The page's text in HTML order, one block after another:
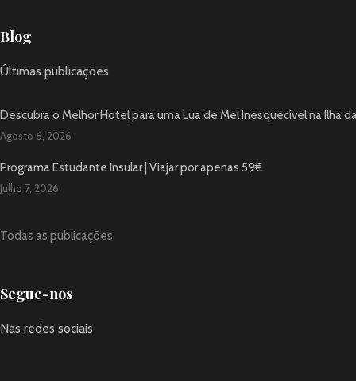
Blog
Últimas publicações
Descubra o Melhor Hotel para uma Lua de Mel Inesquecível na Ilha
Agosto 6, 2026
Programa Estudante Insular | Viajar por apenas 59€
Julho 7, 2026
Todas as publicações
Segue-nos
Nas redes sociais